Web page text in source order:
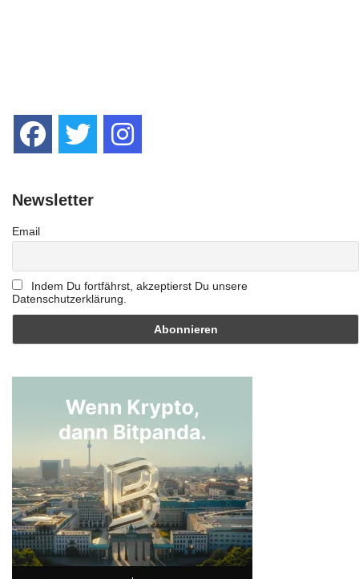
Newsletter
Email
Indem Du fortfährst, akzeptierst Du unsere
Datenschutzerklärung.